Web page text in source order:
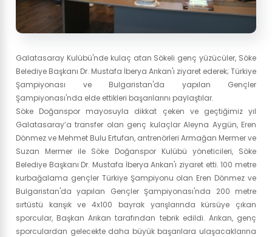
Galatasaray Kulübü'nde kulaç atan Sökeli genç yüzücüler, Söke
Belediye Başkanı Dr. Mustafa İberya Arıkan'ı ziyaret ederek; Türkiye
Şampiyonası ve Bulgaristan'da yapılan Gençler
Şampiyonası'nda elde ettikleri başarılarını paylaştılar.
Söke Doğanspor mayosuyla dikkat çeken ve geçtiğimiz yıl
Galatasaray’a transfer olan genç kulaçlar Aleyna Aygün, Eren
Dönmez ve Mehmet Bulu Ertufan, antrenörleri Armağan Mermer ve
Suzan Mermer ile Söke Doğanspor Kulübü yöneticileri, Söke
Belediye Başkanı Dr. Mustafa İberya Arıkan'ı ziyaret etti. 100 metre
kurbağalama gençler Türkiye Şampiyonu olan Eren Dönmez ve
Bulgaristan'da yapılan Gençler Şampiyonası'nda 200 metre
sırtüstü karışık ve 4x100 bayrak yarışlarında kürsüye çıkan
sporcular, Başkan Arıkan tarafından tebrik edildi. Arıkan, genç
sporculardan gelecekte daha büyük başarılara ulaşacaklarına